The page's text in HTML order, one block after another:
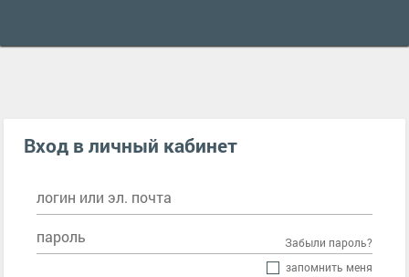
Вход в личный кабинет
логин или эл. почта
пароль
Забыли пароль?
запомнить меня